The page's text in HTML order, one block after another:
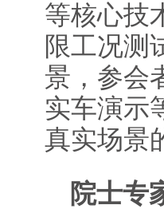
等核心技
限工况测
景，参会
实车演示
真实场景
院士专